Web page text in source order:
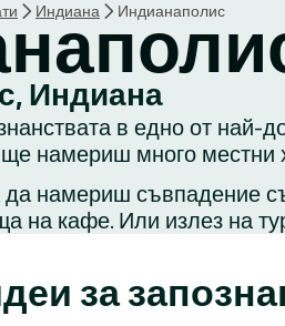
Индиана Индианаполис
Индиана
в едно от
намериш много местни
намериш съвпадение
на кафе. Или излез на
за